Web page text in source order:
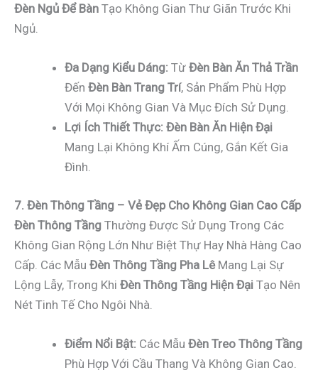
Đèn Ngủ Để Bàn Tạo Không Gian Thư Giãn Trước Khi
Ngủ.
Đa Dạng Kiểu Dáng: Từ Đèn Bàn Ăn Thả Trần
Đến Đèn Bàn Trang Trí, Sản Phẩm Phù Hợp
Với Mọi Không Gian Và Mục Đích Sử Dụng.
Lợi Ích Thiết Thực: Đèn Bàn Ăn Hiện Đại
Mang Lại Không Khí Ấm Cúng, Gắn Kết Gia
Đình.
7. Đèn Thông Tầng – Vẻ Đẹp Cho Không Gian Cao Cấp
Đèn Thông Tầng Thường Được Sử Dụng Trong Các
Không Gian Rộng Lớn Như Biệt Thự Hay Nhà Hàng Cao
Cấp. Các Mẫu Đèn Thông Tầng Pha LêMang Lại Sự
Lộng Lẫy, Trong Khi Đèn Thông Tầng Hiện Đại Tạo Nên
Nét Tinh Tế Cho Ngôi Nhà.
Điểm Nổi Bật: Các Mẫu Đèn Treo Thông Tầng
Phù Hợp Với Cầu Thang Và Không Gian Cao.